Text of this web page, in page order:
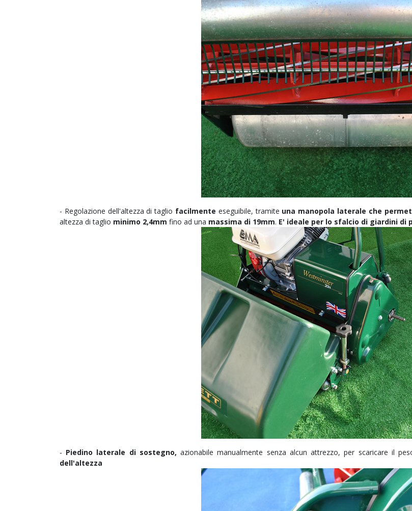
- Regolazione dell'altezza di taglio facilmente eseguibile, tramite una manopola laterale che
altezza di taglio minimo 2,4mm fino ad una massima di 19mm. E' ideale per lo sfalcio di giardini
- Piedino laterale di sostegno,azionabile manualmente senza alcun attrezzo, per scaricare il
dell'altezza